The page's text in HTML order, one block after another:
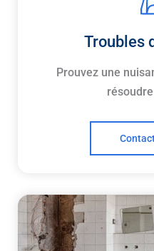
Troubles
Prouvez une